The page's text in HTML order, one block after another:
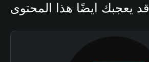
قد يعجبك أيضًا هذا المحتوى